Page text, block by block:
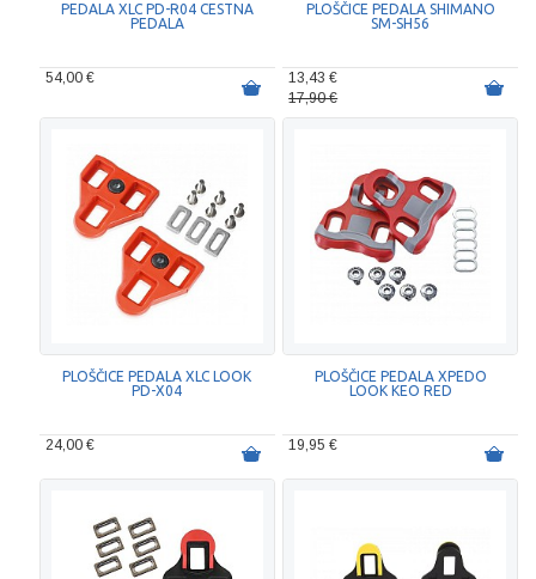
PEDALA XLC PD-R04 CESTNA
PEDALA
54,00 €
PLOŠČICE PEDALA SHIMANO
SM-SH56
13,43 €
17,90 €
PLOŠČICE PEDALA XLC LOOK
PD-X04
24,00 €
PLOŠČICE PEDALA XPEDO
LOOK KEO RED
19,95 €